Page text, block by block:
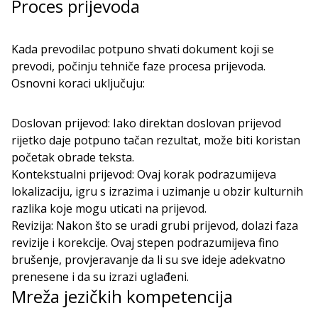
Proces prijevoda
Kada prevodilac potpuno shvati dokument koji se
prevodi, počinju tehniče faze procesa prijevoda.
Osnovni koraci uključuju:
Doslovan prijevod: Iako direktan doslovan prijevod
rijetko daje potpuno tačan rezultat, može biti koristan
početak obrade teksta.
Kontekstualni prijevod: Ovaj korak podrazumijeva
lokalizaciju, igru s izrazima i uzimanje u obzir kulturnih
razlika koje mogu uticati na prijevod.
Revizija: Nakon što se uradi grubi prijevod, dolazi faza
revizije i korekcije. Ovaj stepen podrazumijeva fino
brušenje, provjeravanje da li su sve ideje adekvatno
prenesene i da su izrazi uglađeni.
Mreža jezičkih kompetencija